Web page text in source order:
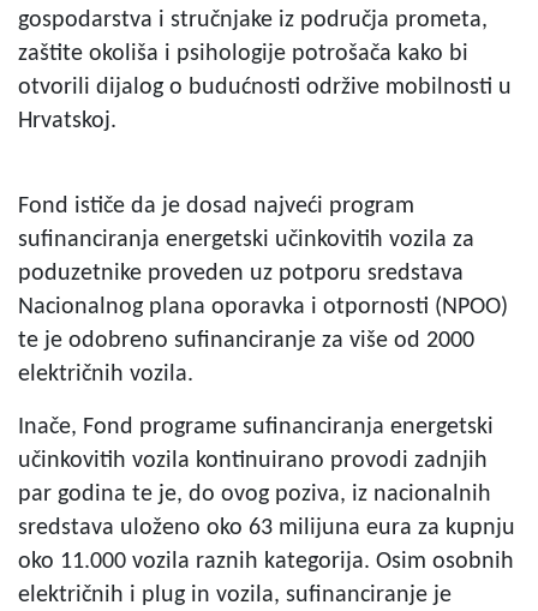
gospodarstva i stručnjake iz područja prometa,
zaštite okoliša i psihologije potrošača kako bi
otvorili dijalog o budućnosti održive mobilnosti u
Hrvatskoj.
Fond ističe da je dosad najveći program
sufinanciranja energetski učinkovitih vozila za
poduzetnike proveden uz potporu sredstava
Nacionalnog plana oporavka i otpornosti (NPOO)
te je odobreno sufinanciranje za više od 2000
električnih vozila.
Inače, Fond programe sufinanciranja energetski
učinkovitih vozila kontinuirano provodi zadnjih
par godina te je, do ovog poziva, iz nacionalnih
sredstava uloženo oko 63 milijuna eura za kupnju
oko 11.000 vozila raznih kategorija. Osim osobnih
električnih i plug in vozila, sufinanciranje je